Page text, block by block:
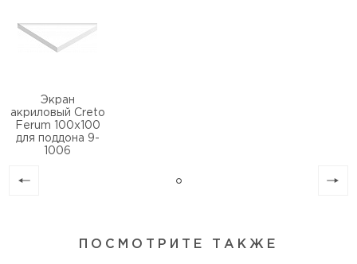
Экран
акриловый Creto
Ferum 100х100
для поддона 9-
1006
ПОСМОТРИТЕ ТАКЖЕ